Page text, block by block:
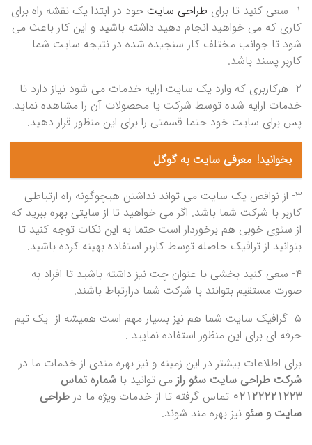
1- سعی کنید تا برای
طراحی سایت خود در ابتدا یک نقشه راه برای
کاری که می خواهید انجام دهید داشته باشید و این کار باعث می
شود تا جوانب مختلف کار سنجیده شده در نتیجه سایت شما
کاربر پسند باشد.
2- هرکاربری که وارد یک سایت ارایه خدمات می شود نیاز دارد تا
خدمات ارایه شده توسط شرکت یا محصولات آن را مشاهده نماید.
پس برای سایت خود حتما قسمتی را برای این منظور قرار دهید.
بخوانید! معرفی سایت به گوگل
3- از نواقص یک سایت می تواند نداشتن هیچوگونه راه ارتباطی
کاربر با شرکت شما باشد. اگر می خواهید تا از سایتی بهره ببرید که
از سئوی خوبی هم برخوردار است حتما به این نکات توجه کنید تا
بتوانید از ترافیک حاصله توسط کاربر استفاده بهینه کرده باشید.
۴- سعی کنید بخشی با عنوان چت نیز داشته باشید تا افراد به
صورت مستقیم بتوانند با شرکت شما درارتباط باشند.
۵- گرافیک سایت شما هم نیز بسیار مهم است همیشه از یک تیم
حرفه ای برای این منظور استفاده نمایید .
برای اطلاعات بیشتر در این زمینه و نیز بهره مندی از خدمات ما در
شرکت طراحی سایت سئو راز می توانید با شماره تماس
02122221223 تماس گرفته تا از خدمات ویژه ما در طراحی
سایت و سئو نیز بهره مند شوند.